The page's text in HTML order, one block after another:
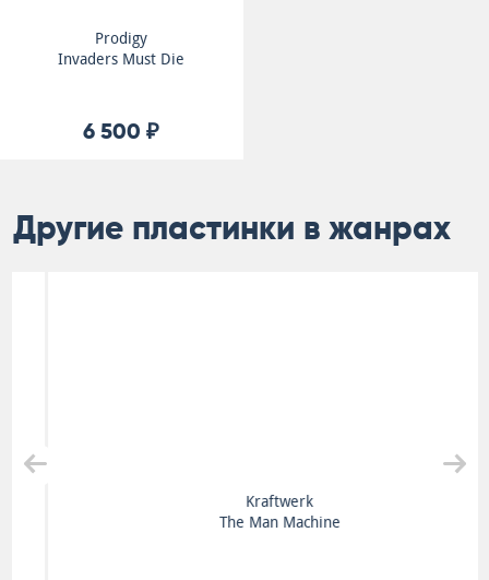
Prodigy
Invaders Must Die
6 500 ₽
Другие пластинки в жанрах
Kraftwerk
The Man Machine